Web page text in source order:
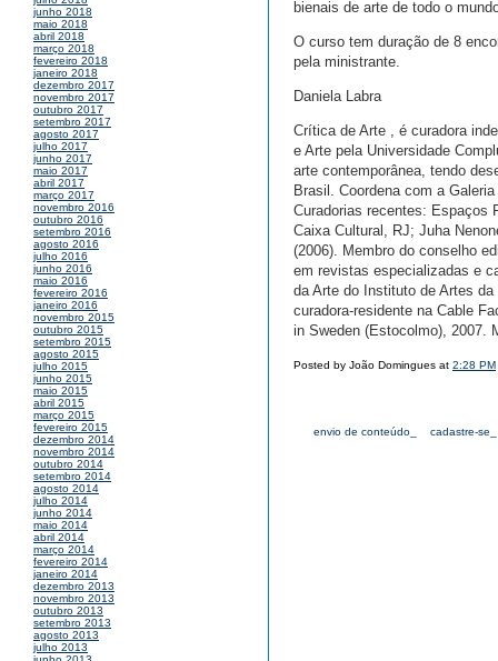
junho 2018
maio 2018
abril 2018
março 2018
fevereiro 2018
janeiro 2018
dezembro 2017
novembro 2017
outubro 2017
setembro 2017
agosto 2017
julho 2017
junho 2017
maio 2017
abril 2017
março 2017
novembro 2016
outubro 2016
setembro 2016
agosto 2016
julho 2016
junho 2016
maio 2016
fevereiro 2016
janeiro 2016
novembro 2015
outubro 2015
setembro 2015
agosto 2015
julho 2015
junho 2015
maio 2015
abril 2015
março 2015
fevereiro 2015
dezembro 2014
novembro 2014
outubro 2014
setembro 2014
agosto 2014
julho 2014
junho 2014
maio 2014
abril 2014
março 2014
fevereiro 2014
janeiro 2014
dezembro 2013
novembro 2013
outubro 2013
setembro 2013
agosto 2013
julho 2013
bienais de arte de todo o
O curso tem duração de 8
pela ministrante.
Daniela Labra
Crítica de Arte , é curadora
e Arte pela Universidade
arte contemporânea, tendo
Brasil. Coordena com a
Curadorias recentes: Espaços
Caixa Cultural, RJ; Juha
(2006). Membro do conselho
em revistas especializadas e
da Arte do Instituto de Artes
curadora-residente na Cable
in Sweden (Estocolmo), 2007.
Posted by João Domingues at 2:28 PM
envio de conteúdo_ cadastre-se_